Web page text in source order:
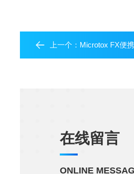
上一个： Microtox FX便
在线留言
ONLINE